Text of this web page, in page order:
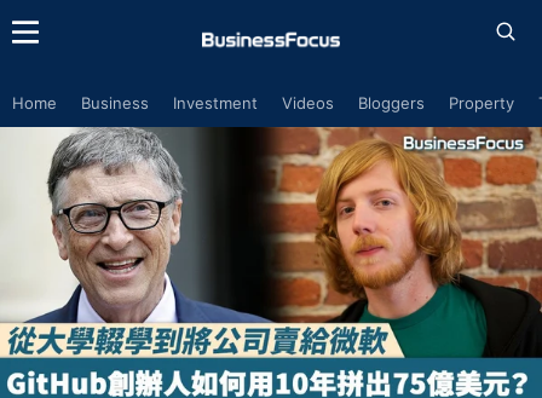
Home Business Investment Videos Bloggers Property